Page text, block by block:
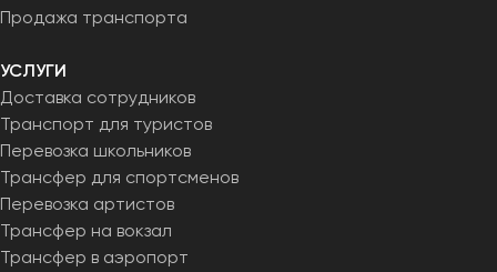
Продажа транспорта
УСЛУГИ
Доставка сотрудников
Транспорт для туристов
Перевозка школьников
Трансфер для спортсменов
Перевозка артистов
Трансфер на вокзал
Трансфер в аэропорт